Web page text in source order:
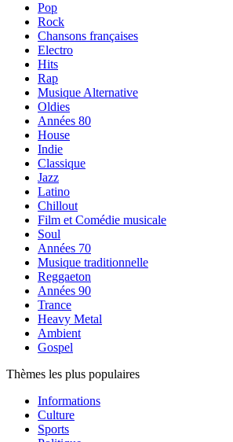
Pop
Rock
Chansons françaises
Electro
Hits
Rap
Musique Alternative
Oldies
Années 80
House
Indie
Classique
Jazz
Latino
Chillout
Film et Comédie musicale
Soul
Années 70
Musique traditionnelle
Reggaeton
Années 90
Trance
Heavy Metal
Ambient
Gospel
Thèmes les plus populaires
Informations
Culture
Sports